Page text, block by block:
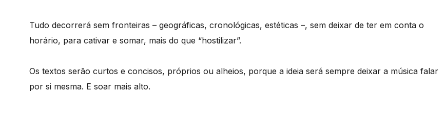
Tudo decorrerá sem fronteiras – geográficas, cronológicas, estéticas –, sem deixar de ter em conta o
horário, para cativar e somar, mais do que “hostilizar”.
Os textos serão curtos e concisos, próprios ou alheios, porque a ideia será sempre deixar a música falar
por si mesma. E soar mais alto.